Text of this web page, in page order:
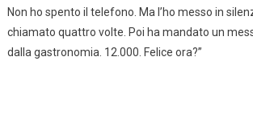
Non ho spento il telefono. Ma l’ho messo in
chiamato quattro volte. Poi ha mandato un
dalla gastronomia. 12.000. Felice ora?”